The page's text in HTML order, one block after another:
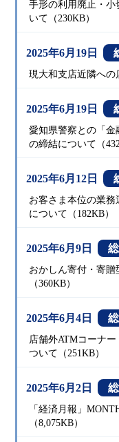
手形の利用廃止・小
いて（230KB）
2025年6月19日
現大和支店近隣への
2025年6月19日
愛知県警察との「金
の締結について（
2025年6月12日
お客さま本位の業
について（182KB）
2025年6月9日
おかしん寄付・寄
（360KB）
2025年6月4日
店舗外ATMコーナ
ついて（251KB）
2025年6月2日
「経済月報」
（8,075KB）